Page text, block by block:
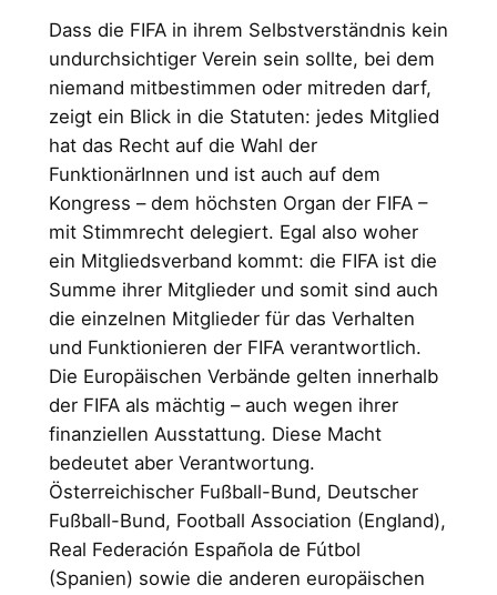
Dass die FIFA in ihrem Selbstverständnis kein
undurchsichtiger Verein sein sollte, bei dem
niemand mitbestimmen oder mitreden darf,
zeigt ein Blick in die Statuten: jedes Mitglied
hat das Recht auf die Wahl der
FunktionärInnen und ist auch auf dem
Kongress – dem höchsten Organ der FIFA –
mit Stimmrecht delegiert. Egal also woher
ein Mitgliedsverband kommt: die FIFA ist die
Summe ihrer Mitglieder und somit sind auch
die einzelnen Mitglieder für das Verhalten
und Funktionieren der FIFA verantwortlich.
Die Europäischen Verbände gelten innerhalb
der FIFA als mächtig – auch wegen ihrer
finanziellen Ausstattung. Diese Macht
bedeutet aber Verantwortung.
Österreichischer Fußball-Bund, Deutscher
Fußball-Bund, Football Association (England),
Real Federación Española de Fútbol
(Spanien) sowie die anderen europäischen